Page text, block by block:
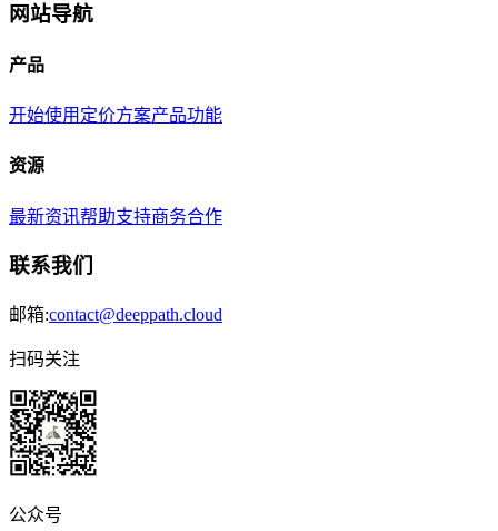
网站导航
产品
开始使用 定价方案产品功能
资源
最新资讯帮助支持商务合作
联系我们
邮箱:contact@deeppath.cloud
扫码关注
公众号